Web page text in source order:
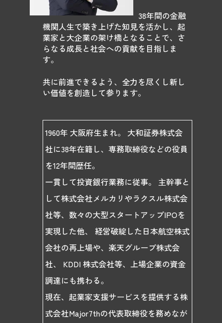
38年間の金融
機関人生で築き上げた知見を活かし、起
業家と大企業の架け橋となることで、さ
らなる成長と社会への貢献を目指しま
す。
共に前進できるよう、全力を尽くし新し
い価値を創造して参ります。
1960年 大阪府生まれ。 大和証券株式会
社に38年在籍し、専務取締役などの役員
を12年間歴任。
一貫して投資銀行業務に従事。 主幹事と
して株式会社メルカリやラクスル株式会
社等、数々の大型スタートアップIPOを
実現した他、 経営破綻した日本航空株式
会社の再上場や、楽天グループ株式会
社、 KDDI 株式会社等、上場企業の資金
調達にも携わる。
現在、起業家支援サービスを提供する株
式会社Major7thの代表取締役を務めなが